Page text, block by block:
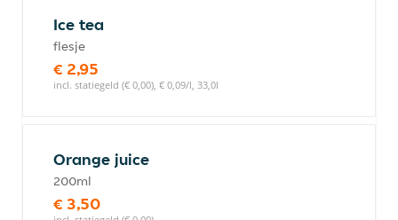
Ice tea
flesje
€ 2,95
incl. statiegeld (€ 0,00), € 0,09/l, 33,0l
Orange juice
200ml
€ 3,50